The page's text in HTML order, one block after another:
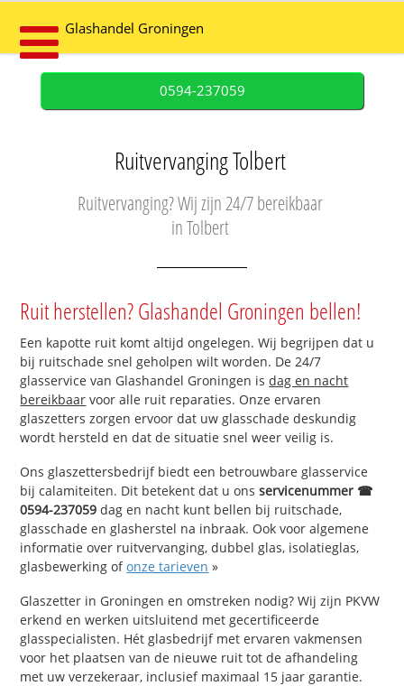
Glashandel Groningen
0594-237059
Ruitvervanging Tolbert
Ruitvervanging? Wij zijn 24/7 bereikbaar
in Tolbert
Ruit herstellen? Glashandel Groningen bellen!
Een kapotte ruit komt altijd ongelegen. Wij begrijpen dat u
bij ruitschade snel geholpen wilt worden. De 24/7
glasservice van Glashandel Groningen isdag en nacht
bereikbaar voor alle ruit reparaties. Onze ervaren
glaszetters zorgen ervoor dat uw glasschade deskundig
wordt hersteld en dat de situatie snel weer veilig is.
Ons glaszettersbedrijf biedt een betrouwbare glasservice
bij calamiteiten. Dit betekent dat u onsservicenummer ☎
0594-237059 dag en nacht kunt bellen bij ruitschade,
glasschade en glasherstel na inbraak. Ook voor algemene
informatie over ruitvervanging, dubbel glas, isolatieglas,
glasbewerking ofonze tarieven »
Glaszetter in Groningen en omstreken nodig? Wij zijn PKVW
erkend en werken uitsluitend met gecertificeerde
glasspecialisten. Hét glasbedrijf met ervaren vakmensen
voor het plaatsen van de nieuwe ruit tot de afhandeling
met uw verzekeraar, inclusief maximaal 15 jaar garantie.